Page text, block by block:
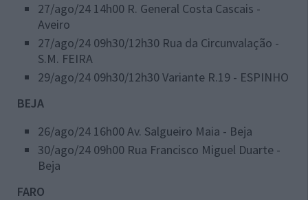
27/ago/24 14h00 R. General Costa Cascais -
Aveiro
27/ago/24 09h30/12h30 Rua da Circunvalação -
S.M. FEIRA
29/ago/24 09h30/12h30 Variante R.19 - ESPINHO
BEJA
26/ago/24 16h00 Av. Salgueiro Maia - Beja
30/ago/24 09h00 Rua Francisco Miguel Duarte -
Beja
FARO